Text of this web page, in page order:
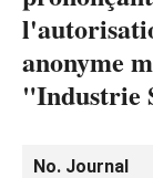
anonyme
"Industrie
No. Journal